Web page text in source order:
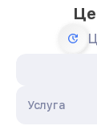
Услуга